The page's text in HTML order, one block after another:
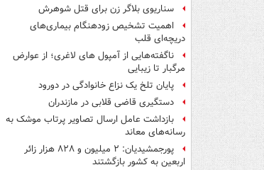
سناریوی بلاگر زن برای قتل شوهرش
اهمیت تشخیص زودهنگام بیماری‌های
دریچه‌ای قلب
ناگفته‌هایی از آمپول های لاغری؛ از عوارض
مرگبار تا زیبایی
پایان تلخ یک نزاع خانوادگی در دورود
دستگیری قاضی قلابی در مازندران
بازداشت عامل ارسال تصاویر پرتاب موشک به
رسانه‌های معاند
پورجمشیدیان: ۲ میلیون و ۸۲۸ هزار زائر
اربعین به کشور بازگشتند